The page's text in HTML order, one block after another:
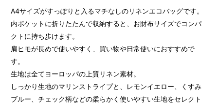
A4サイズがすっぽりと入るマチなしのリネンエコバッグです。
内ポケットに折りたたんで収納すると、お財布サイズでコンパ
クトに持ち歩けます。
肩ヒモが長めで使いやすく、買い物や日常使いにおすすめで
す。
生地は全てヨーロッパの上質リネン素材。
しっかり生地のマリンストライプと、レモンイエロー、くすみ
ブルー、チェック柄などの柔らかく使いやすい生地をセレクト